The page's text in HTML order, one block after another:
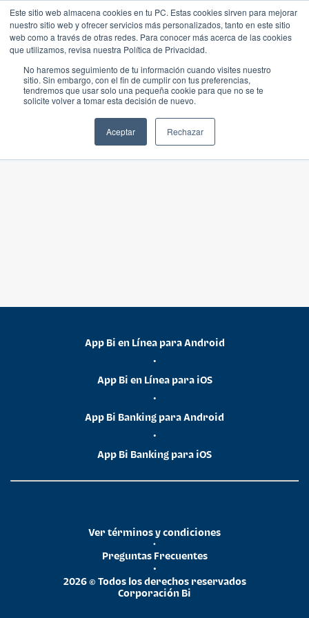
Este sitio web almacena cookies en tu PC. Estas cookies sirven para mejorar
nuestro sitio web y ofrecer servicios más personalizados, tanto en este sitio
web como a través de otras redes. Para conocer más acerca de las cookies
que utilizamos, revisa nuestra Política de Privacidad.
No haremos seguimiento de tu información cuando visites nuestro
sitio. Sin embargo, con el fin de cumplir con tus preferencias,
tendremos que usar solo una pequeña cookie para que no se te
solicite volver a tomar esta decisión de nuevo.
Aceptar Rechazar
App Bi en Línea para Android
•
App Bi en Línea para iOS
•
App Bi Banking para Android
•
App Bi Banking para iOS
2026 © Todos los derechos reservados
Corporación Bi
•
Preguntas Frecuentes
•
Ver términos y condiciones